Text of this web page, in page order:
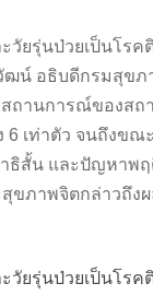
ะวัยรุ่นป่วยเป็นโร
วัฒน์ อธิบดีกรมสุข
สถานการณ์ของสถ
6 เท่าตัว จนถึงข
ธิสั้น และปัญหาพฤ
าพจิตกล่าวถึงผล
วัยรุ่นป่วยเป็นโร